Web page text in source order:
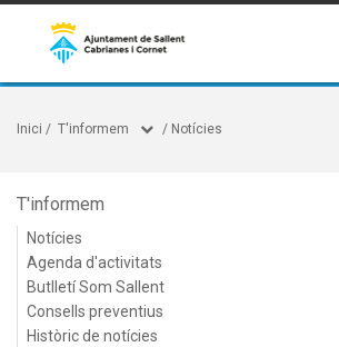
Inici / T'informem / Notícies
T'informem
Notícies
Agenda d'activitats
Butlletí Som Sallent
Consells preventius
Històric de notícies